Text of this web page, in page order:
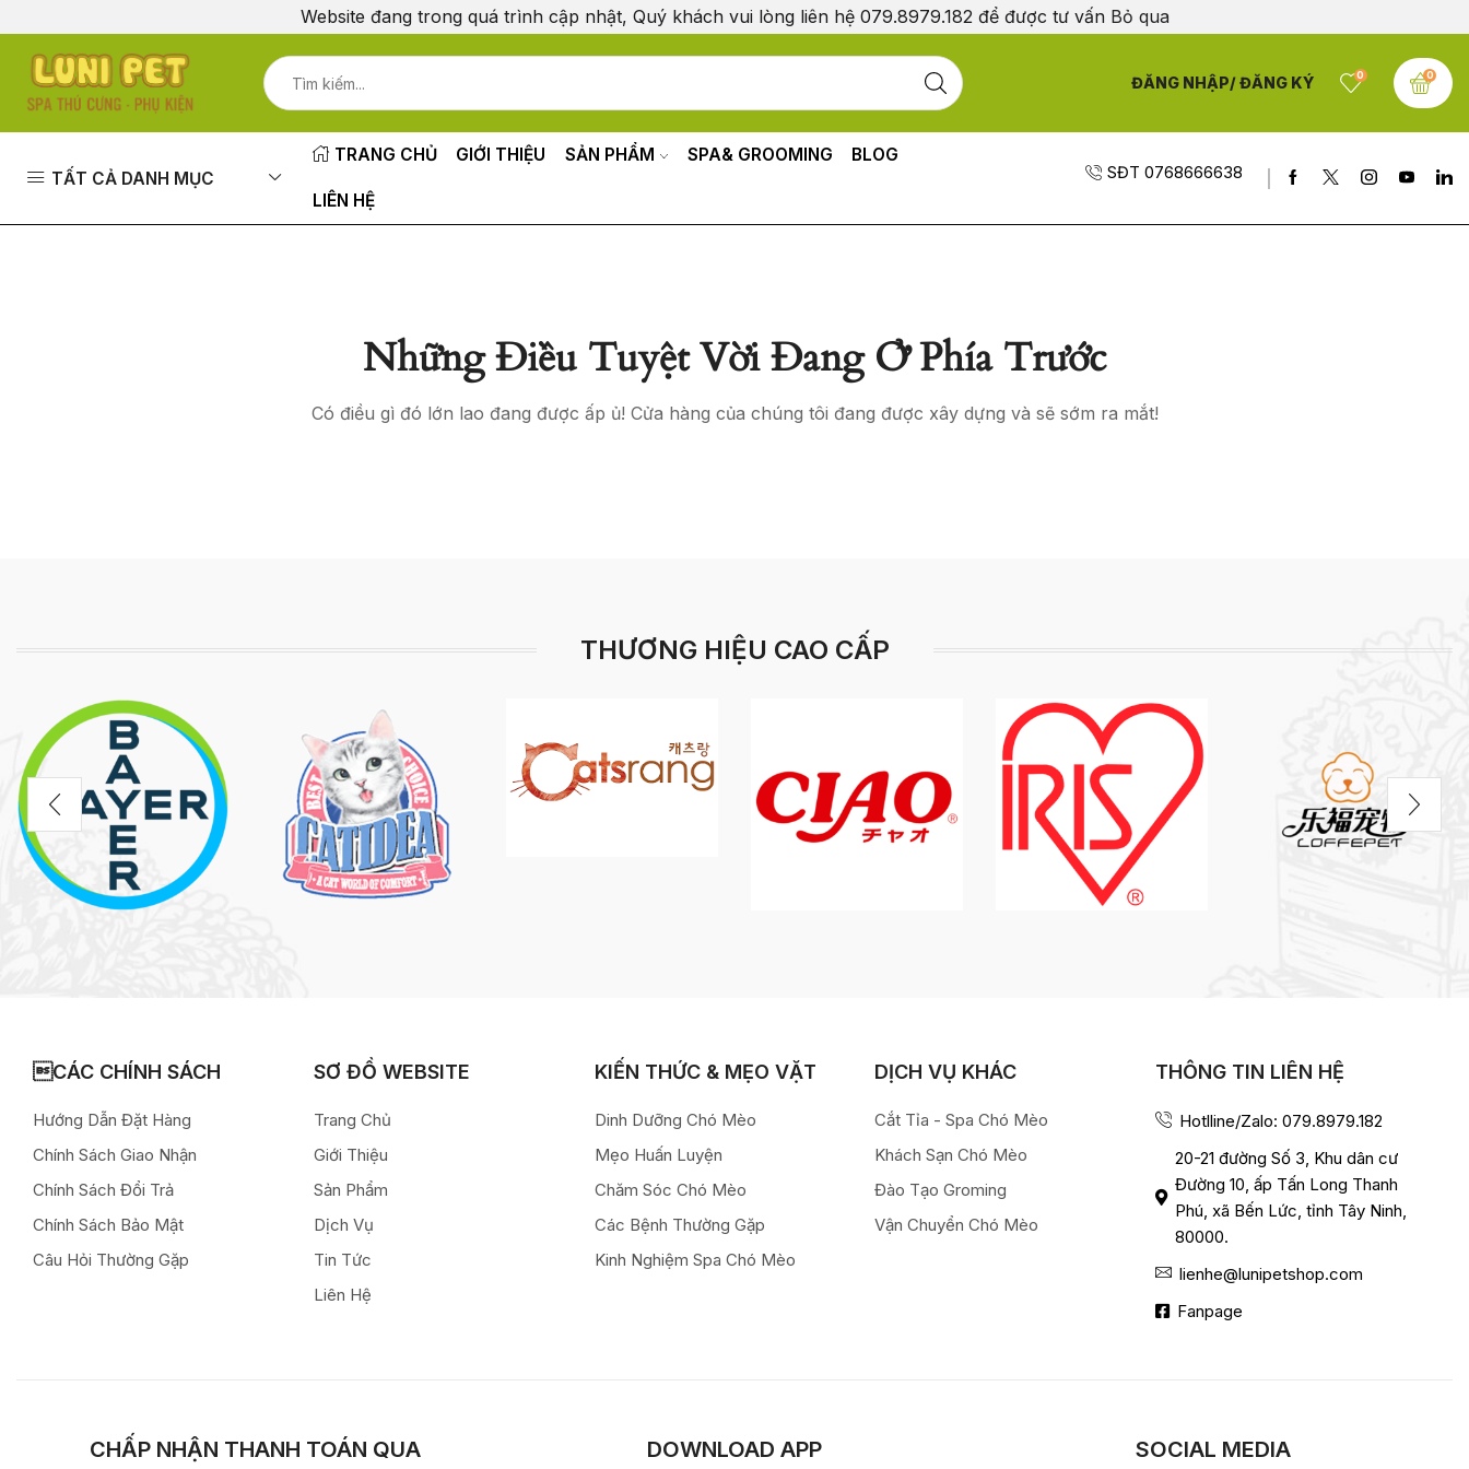
Website đang trong quá trình cập nhật, Quý khách vui lòng liên hệ 079.8979.182 để được tư vấn Bỏ qua
ĐĂNG NHẬP/ ĐĂNG KÝ 0 0
TẤT CẢ DANH MỤC
TRANG CHỦ GIỚI THIỆU SẢN PHẨM SPA& GROOMING BLOG
LIÊN HỆ
SĐT 0768666638
Những Điều Tuyệt Vời Đang Ở Phía Trước
Có điều gì đó lớn lao đang được ấp ủ! Cửa hàng của chúng tôi đang được xây dựng và sẽ sớm ra mắt!
THƯƠNG HIỆU CAO CẤP
CÁC CHÍNH SÁCH
Hướng Dẫn Đặt Hàng
Chính Sách Giao Nhận
Chính Sách Đổi Trả
Chính Sách Bảo Mật
Câu Hỏi Thường Gặp
SƠ ĐỒ WEBSITE
Trang Chủ
Giới Thiệu
Sản Phẩm
Dịch Vụ
Tin Tức
Liên Hệ
KIẾN THỨC & MẸO VẶT
Dinh Dưỡng Chó Mèo
Mẹo Huấn Luyện
Chăm Sóc Chó Mèo
Các Bệnh Thường Gặp
Kinh Nghiệm Spa Chó Mèo
DỊCH VỤ KHÁC
Cắt Tỉa - Spa Chó Mèo
Khách Sạn Chó Mèo
Đào Tạo Groming
Vận Chuyển Chó Mèo
THÔNG TIN LIÊN HỆ
Hotlline/Zalo: 079.8979.182
20-21 đường Số 3, Khu dân cư
Đường 10, ấp Tấn Long Thanh
Phú, xã Bến Lức, tỉnh Tây Ninh,
80000.
lienhe@lunipetshop.com
Fanpage
CHẤP NHẬN THANH TOÁN QUA DOWNLOAD APP SOCIAL MEDIA